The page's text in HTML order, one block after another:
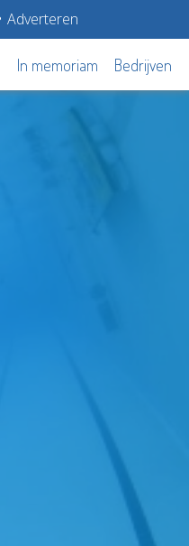
Adverteren
In memoriam Bedrijven